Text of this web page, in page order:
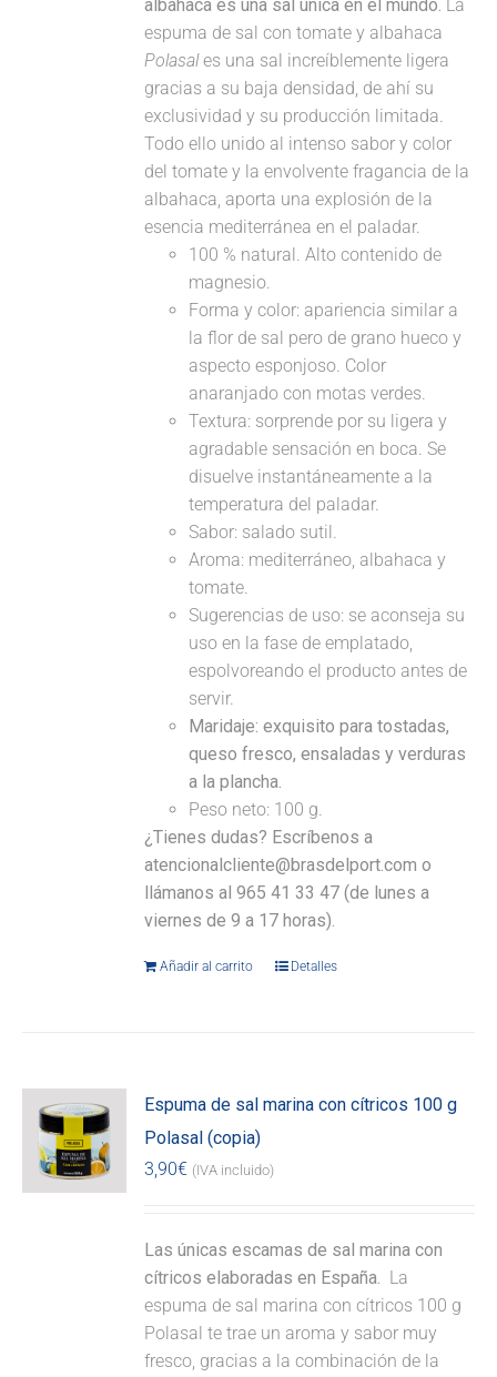
albahaca es una sal única en el mundo. La
espuma de sal con tomate y albahaca
Polasales una sal increíblemente ligera
gracias a su baja densidad, de ahí su
exclusividad y su producción limitada.
Todo ello unido al intenso sabor y color
del tomate y la envolvente fragancia de la
albahaca, aporta una explosión de la
esencia mediterránea en el paladar.
100 % natural. Alto contenido de
magnesio.
Forma y color: apariencia similar a
la flor de sal pero de grano hueco y
aspecto esponjoso. Color
anaranjado con motas verdes.
Textura: sorprende por su ligera y
agradable sensación en boca. Se
disuelve instantáneamente a la
temperatura del paladar.
Sabor: salado sutil.
Aroma: mediterráneo, albahaca y
tomate.
Sugerencias de uso: se aconseja su
uso en la fase de emplatado,
espolvoreando el producto antes de
servir.
Maridaje: exquisito para tostadas,
queso fresco, ensaladas y verduras
a la plancha.
Peso neto: 100 g.
¿Tienes dudas? Escríbenos a
atencionalcliente@brasdelport.com o
llámanos al 965 41 33 47 (de lunes a
viernes de 9 a 17 horas).
Añadir al carrito Detalles
Espuma de sal marina con cítricos 100 g
Polasal (copia)
3,90€ (IVA incluido)
Las únicas escamas de sal marina con
cítricos elaboradas en España. La
espuma de sal marina con cítricos 100 g
Polasal te trae un aroma y sabor muy
fresco, gracias a la combinación de la